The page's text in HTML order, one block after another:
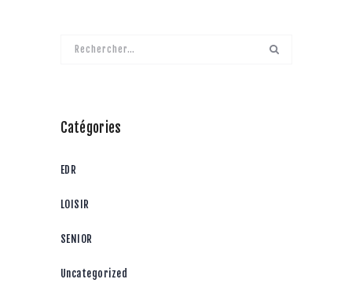
Rechercher :
Catégories
EDR
LOISIR
SENIOR
Uncategorized